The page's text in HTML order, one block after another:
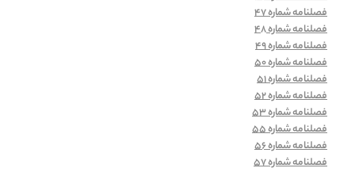
فصلنامه شماره 47
فصلنامه شماره 48
فصلنامه شماره 49
فصلنامه شماره 50
فصلنامه شماره 51
فصلنامه شماره 52
فصلنامه شماره 53
فصلنامه شماره 55
فصلنامه شماره 56
فصلنامه شماره 57